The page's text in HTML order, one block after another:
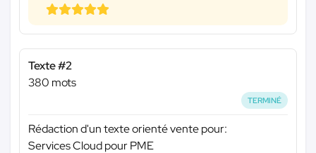
Texte #2
380 mots
TERMINÉ
Rédaction d'un texte orienté vente pour:
Services Cloud pour PME